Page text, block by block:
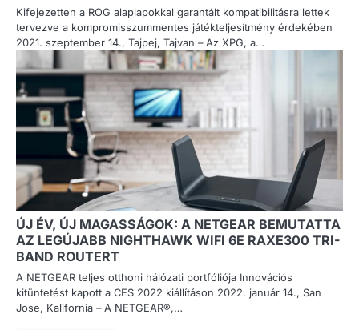
Kifejezetten a ROG alaplapokkal garantált kompatibilitásra lettek
tervezve a kompromisszummentes játékteljesítmény érdekében
2021. szeptember 14., Tajpej, Tajvan – Az XPG, a…
ÚJ ÉV, ÚJ MAGASSÁGOK: A NETGEAR BEMUTATTA
AZ LEGÚJABB NIGHTHAWK WIFI 6E RAXE300 TRI-
BAND ROUTERT
A NETGEAR teljes otthoni hálózati portfóliója Innovációs
kitüntetést kapott a CES 2022 kiállításon 2022. január 14., San
Jose, Kalifornia – A NETGEAR®,…